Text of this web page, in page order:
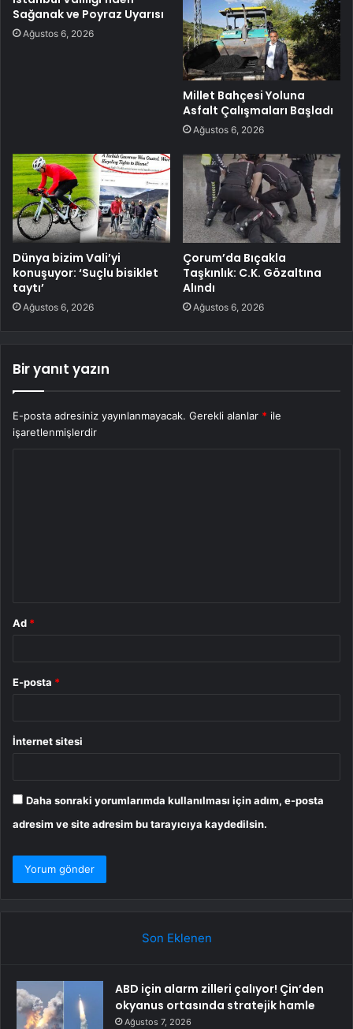
Sağanak ve Poyraz Uyarısı
Ağustos 6, 2026
Millet Bahçesi Yoluna
Asfalt Çalışmaları Başladı
Ağustos 6, 2026
Dünya bizim Vali’yi
konuşuyor: ‘Suçlu bisiklet
taytı’
Ağustos 6, 2026
Çorum’da Bıçakla
Taşkınlık: C.K. Gözaltına
Alındı
Ağustos 6, 2026
Bir yanıt yazın
E-posta adresiniz yayınlanmayacak. Gerekli alanlar * ile
işaretlenmişlerdir
Ad *
E-posta *
İnternet sitesi
Daha sonraki yorumlarımda kullanılması için adım, e-posta
adresim ve site adresim bu tarayıcıya kaydedilsin.
Son Eklenen
ABD için alarm zilleri çalıyor! Çin’den
okyanus ortasında stratejik hamle
Ağustos 7, 2026